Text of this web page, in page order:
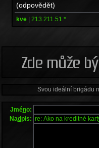
(odpovědět)
kve | 213.211.51.*
Svou ideální brigádu
Jméno:
Nadpis: